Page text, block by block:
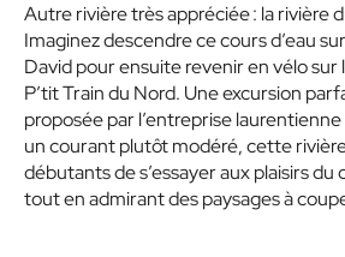
Autre rivière très appréciée : la rivière
Imaginez descendre ce cours d’eau
David pour ensuite revenir en vélo sur
P’tit Train du Nord. Une excursion
proposée par l’entreprise laurentienne
un courant plutôt modéré, cette
débutants de s’essayer aux plaisirs du
tout en admirant des paysages à